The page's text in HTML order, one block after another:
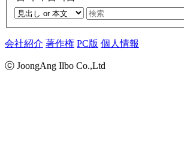
会社紹介 著作権 PC版 個人情報
ⓒ JoongAng Ilbo Co.,Ltd